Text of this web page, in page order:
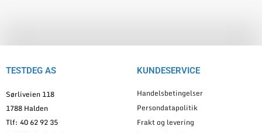
TESTDEG AS
Sørliveien 118
1788 Halden
Tlf: 40 62 92 35
KUNDESERVICE
Handelsbetingelser
Persondatapolitik
Frakt og levering